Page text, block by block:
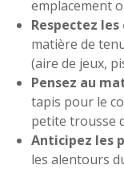
emplacement
Respectez
matière de
(aire de jeux,
Pensez au
tapis pour le
petite trousse
Anticipez les
les alentours